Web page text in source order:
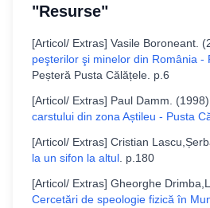
"Resurse"
[Articol/ Extras] Vasile Boroneant . (
peşterilor şi minelor din România -
Peșteră Pusta Călățele p.6
[Articol/ Extras] Paul Damm . (1998).
carstului din zona Aștileu - Pusta
[Articol/ Extras] Cristian
la un sifon la altul p.180
[Articol/ Extras] Gheorghe
Cercetări de speologie fizică în